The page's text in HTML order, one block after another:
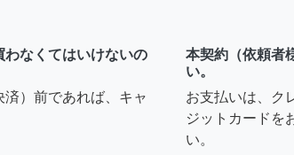
なくてはいけないの
）前であれば、キャ
本契約（依頼者
い。
お支払いは、ク
ジットカードを
い。